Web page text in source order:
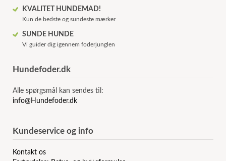
KVALITET HUNDEMAD!
Kun de bedste og sundeste mærker
SUNDE HUNDE
Vi guider dig igennem foderjunglen
Hundefoder.dk
Alle spørgsmål kan sendes til:
info@Hundefoder.dk
Kundeservice og info
Kontakt os